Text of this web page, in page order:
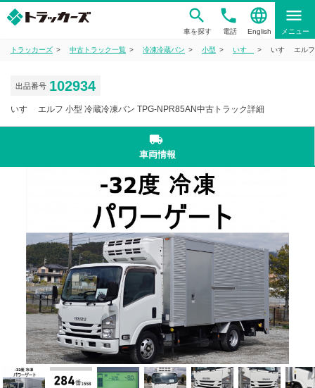
車を探す
phone
電話
language
English
menu
メニュー
トラッカーズ 中古トラック一覧 冷凍冷蔵バン 小型 いすゞ いすゞ エル
出品番号 102934
いすゞ エルフ 小型 冷蔵冷凍バン TPG-NPR85AN中古トラック詳細
local_shipping
車両情報